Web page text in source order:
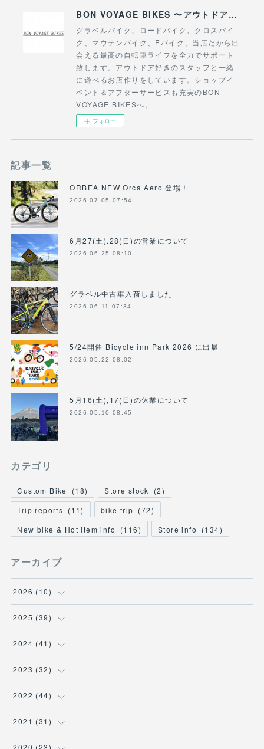
BON VOYAGE BIKES 〜アウトドアライフにつながる自転車専門店〜
グラベルバイク、ロードバイク、クロスバイ
ク、マウテンバイク、Eバイク、当店だから出
会える最高の自転車ライフを全力でサポート
致します。アウトドア好きのスタッフと一緒
に遊べるお店作りをしています。ショップイ
ベント＆アフターサービスも充実のBON
VOYAGE BIKESへ。
フォロー
記事一覧
ORBEA NEW Orca Aero 登場！
2026.07.05 07:54
6月27(土).28(日)の営業について
2026.06.25 08:10
グラベル中古車入荷しました
2026.06.11 07:34
5/24開催 Bicycle inn Park 2026 に出展
2026.05.22 08:02
5月16(土),17(日)の休業について
2026.05.10 08:45
カテゴリ
Custom Bike (18) Store stock (2)
Trip reports (11) bike trip (72)
New bike & Hot item info
(116) Store info (134)
アーカイブ
2026 (10)
(1)
( 2 )
(3)
( 2 )
2025 (39)
(2 )
(2)
( 2 )
( 2 )
2024 (41 )
(6)
( 4 )
(5 )
(1 )
2023 (32)
(2)
(1 )
(3)
2022 (44)
(3 )
(5)
2021 (31 )
(3)